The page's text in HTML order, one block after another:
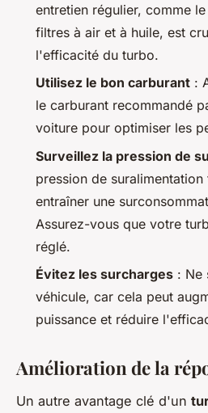
entretien régulier, comme
filtres à air et à huile, est
l'efficacité du turbo.
Utilisez le bon carburant :
le carburant recommandé
voiture pour optimiser les
Surveillez la pression de
pression de
entraîner une
Assurez-vous que votre
réglé.
Évitez les surcharges : Ne
véhicule, car cela peut
puissance et réduire
Amélioration de la
Un autre avantage clé d'un